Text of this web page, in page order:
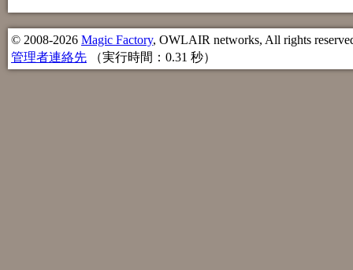
© 2008-2026 Magic Factory, OWLAIR networks, All rights
管理者連絡先 （実行時間：0.31 秒）